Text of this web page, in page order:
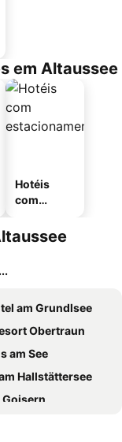
em Altaussee
Hotéis
com
mento
am Grundlsee
Obertraun
am See
Hallstättersee
Goisern
Hotel Hallstatt